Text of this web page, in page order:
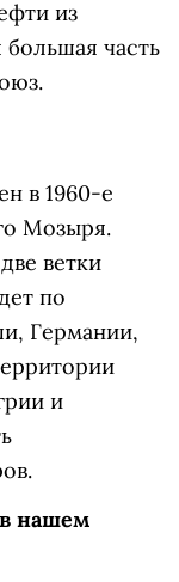
из
часть
в 1960-е
Мозыря.
ветки
по
Германии,
и
нашем